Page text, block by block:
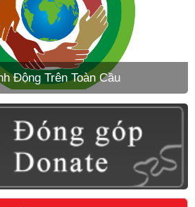
Động Trên Toàn Cầu